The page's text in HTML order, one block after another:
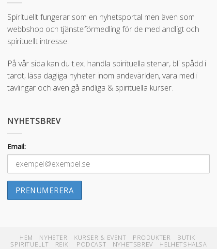
Spirituellt fungerar som en nyhetsportal men även som
webbshop och tjänsteförmedling för de med andligt och
spirituellt intresse.
På vår sida kan du t.ex. handla spirituella stenar, bli spådd i
tarot, läsa dagliga nyheter inom andevärlden, vara med i
tävlingar och även gå andliga & spirituella kurser.
NYHETSBREV
Email:
HEM NYHETER KURSER & EVENT PRODUKTER
BUTIK
SPIRITUELLT
REIKI PODCAST NYHETSBREV
HELHETSHÄLSA